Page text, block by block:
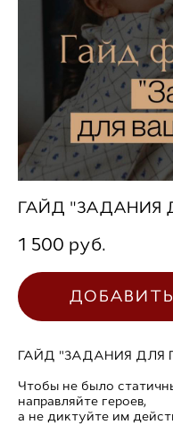
ГАЙД "ЗАДАНИЯ
1 500 pуб.
ГАЙД "ЗАДАНИЯ ДЛЯ
Чтобы не было
направляйте героев,
а не диктуйте им